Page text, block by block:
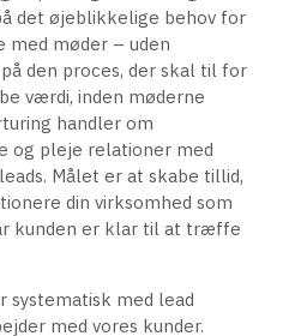
det øjeblikkelige behov for
med møder – uden
den proces, der skal til for
værdi, inden møderne
handler om
og pleje relationer med
Målet er at skabe tillid,
din virksomhed som
kunden er klar til at træffe
systematisk med lead
med vores kunder.